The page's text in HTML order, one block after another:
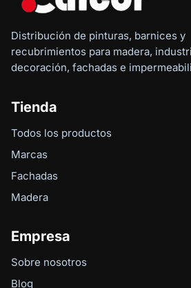
Distribución de pinturas, barnices y
recubrimientos para madera,
decoración, fachadas e
Tienda
Todos los productos
Marcas
Fachadas
Madera
Empresa
Sobre nosotros
Blog